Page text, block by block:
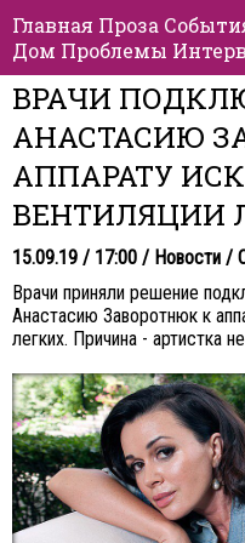
Главная Проза
Дом Проблемы
ВРАЧИ
АНАСТАСИЮ
АППАРАТУ
ВЕНТИЛЯЦИИ
15.09.19 / 17:00 / Новости /
Врачи приняли решение
Анастасию Заворотнюк к
легких. Причина - артистка